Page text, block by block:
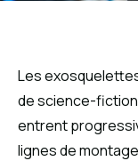
Les
de science-fiction
entrent
lignes de